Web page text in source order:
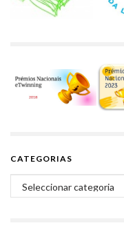
CATEGORIAS
Categorias